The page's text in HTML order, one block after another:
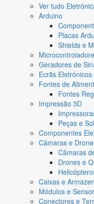
Ver tudo
Arduino
Placas
Shields e
Geradores de
Ecrãs Eletrónicos
Fontes de
Fontes
Impressão 3D
Peças e
Componentes
Câmaras e
Câmaras
Drones e
Caixas e
Módulos e
Conectores e